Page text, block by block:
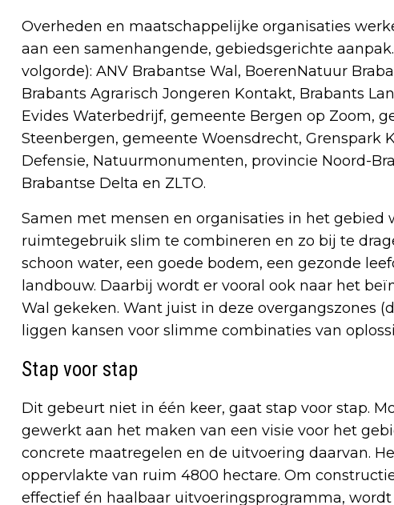
Overheden en maatschappelijke organisaties
aan een samenhangende, gebiedsgerichte
volgorde): ANV Brabantse Wal, BoerenNatuur
Brabants Agrarisch Jongeren Kontakt, Brabants
Evides Waterbedrijf, gemeente Bergen op Zoom,
Steenbergen, gemeente Woensdrecht, Grenspark
Defensie, Natuurmonumenten, provincie Noord-
Brabantse Delta en ZLTO.
Samen met mensen en organisaties in het
ruimtegebruik slim te combineren en zo bij te
schoon water, een goede bodem, een gezonde
landbouw. Daarbij wordt er vooral ook naar het
Wal gekeken. Want juist in deze overgangszones
liggen kansen voor slimme combinaties van
Stap voor stap
Dit gebeurt niet in één keer, gaat stap voor stap.
gewerkt aan het maken van een visie voor het
concrete maatregelen en de uitvoering daarvan.
oppervlakte van ruim 4800 hectare. Om
effectief én haalbaar uitvoeringsprogramma,